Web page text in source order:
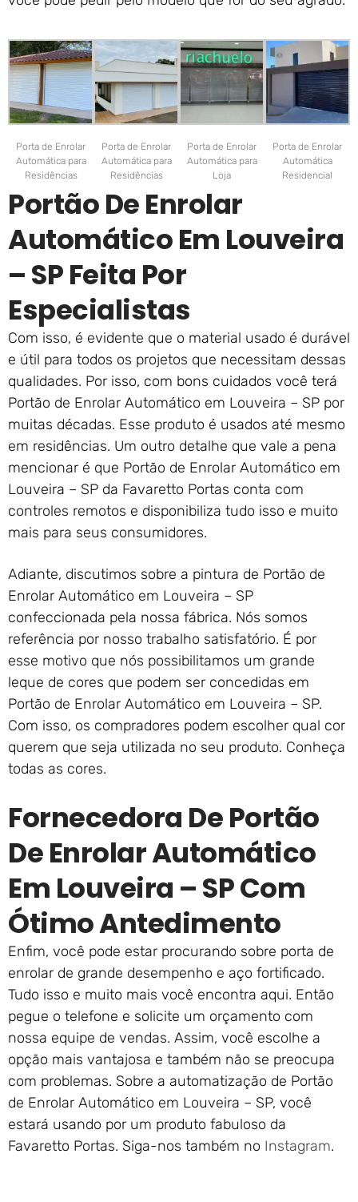
Porta de Enrolar
Automática para
Residências
Porta de Enrolar
Automática para
Residências
Porta de Enrolar
Automática para
Loja
Porta de Enrolar
Automática
Residencial
Portão De Enrolar
Automático Em Louveira
– SP Feita Por
Especialistas
Com isso, é evidente que o material usado é durável
e útil para todos os projetos que necessitam dessas
qualidades. Por isso, com bons cuidados você terá
Portão de Enrolar Automático em Louveira – SP por
muitas décadas. Esse produto é usados até mesmo
em residências. Um outro detalhe que vale a pena
mencionar é que Portão de Enrolar Automático em
Louveira – SP da Favaretto Portas conta com
controles remotos e disponibiliza tudo isso e muito
mais para seus consumidores.
Adiante, discutimos sobre a pintura de Portão de
Enrolar Automático em Louveira – SP
confeccionada pela nossa fábrica. Nós somos
referência por nosso trabalho satisfatório. É por
esse motivo que nós possibilitamos um grande
leque de cores que podem ser concedidas em
Portão de Enrolar Automático em Louveira – SP.
Com isso, os compradores podem escolher qual cor
querem que seja utilizada no seu produto. Conheça
todas as cores.
Fornecedora De Portão
De Enrolar Automático
Em Louveira – SP Com
Ótimo Antedimento
Enfim, você pode estar procurando sobre porta de
enrolar de grande desempenho e aço fortificado.
Tudo isso e muito mais você encontra aqui. Então
pegue o telefone e solicite um orçamento com
nossa equipe de vendas. Assim, você escolhe a
opção mais vantajosa e também não se preocupa
com problemas. Sobre a automatização de Portão
de Enrolar Automático em Louveira – SP, você
estará usando por um produto fabuloso da
Favaretto Portas. Siga-nos também no Instagram.